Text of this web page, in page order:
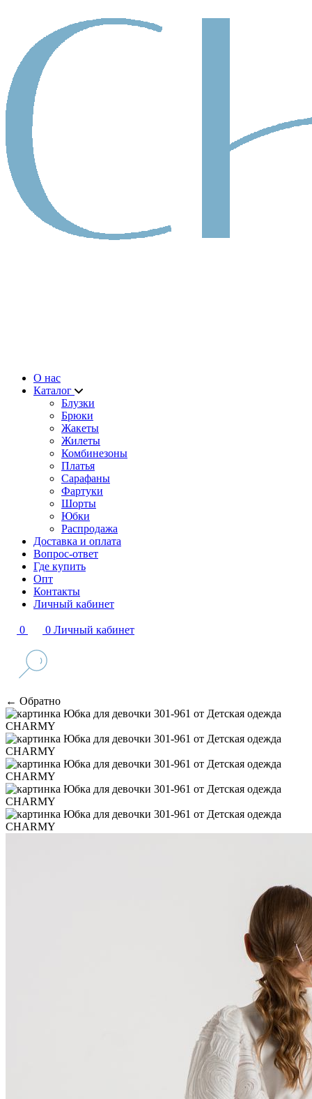
О нас
Каталог
Блузки
Брюки
Жакеты
Жилеты
Комбинезоны
Платья
Сарафаны
Фартуки
Шорты
Юбки
Распродажа
Доставка и оплата
Вопрос-ответ
Где купить
Опт
Контакты
Личный кабинет
0 0 Личный кабинет
← Обратно